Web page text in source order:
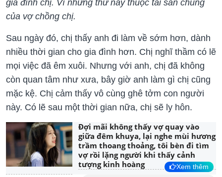
gia đình chị. Vì những thứ này thuộc tài sản chung
của vợ chồng chị.
Sau ngày đó, chị thấy anh đi làm về sớm hơn, dành
nhiều thời gian cho gia đình hơn. Chị nghĩ thầm có lẽ
mọi việc đã êm xuôi. Nhưng với anh, chị đã không
còn quan tâm như xưa, bây giờ anh làm gì chị cũng
mặc kệ. Chị cảm thấy vô cùng ghê tởm con người
này. Có lẽ sau một thời gian nữa, chị sẽ ly hôn.
Đợi mãi không thấy vợ quay vào
giữa đêm khuya, lại nghe mùi hương
trầm thoang thoảng, tôi bèn đi tìm
vợ rồi lặng người khi thấy cảnh
tượng kinh hoàng
Xem thêm